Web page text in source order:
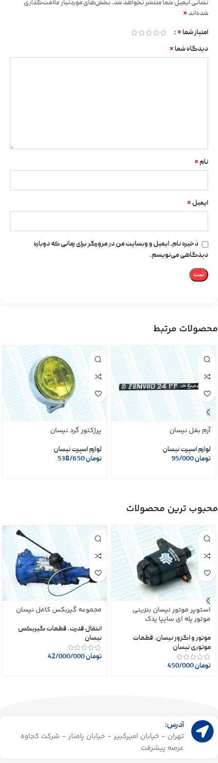
نشانی ایمیل شما منتشر نخواهد شد.بخش‌های موردنیاز علامت‌گذاری
شده‌اند *
امتیاز شما *
دیدگاه شما *
نام *
ایمیل *
ذخیره نام، ایمیل و وبسایت من در مرورگر برای زمانی که دوباره
دیدگاهی می‌نویسم.
محصولات مرتبط
آرم بغل نیسان
لوازم اسپرت نیسان
تومان
پرژکتور گرد نیسان
لوازم اسپرت نیسان
تومان
محبوب ترین محصولات
استوپر موتور نیسان بنزینی
موتور پله ای سایپا یدک
موتور و اگزوز نیسان, قطعات
موتوری نیسان
تومان
مجموعه گیربکس کامل نیسان
انتقال قدرت, قطعات گیربکس
نیسان
تومان
آدرس:
تهران - خیابان امیرکبیر - خیابان پامنار - شرکت کجاوه
عرصه پیشرفت